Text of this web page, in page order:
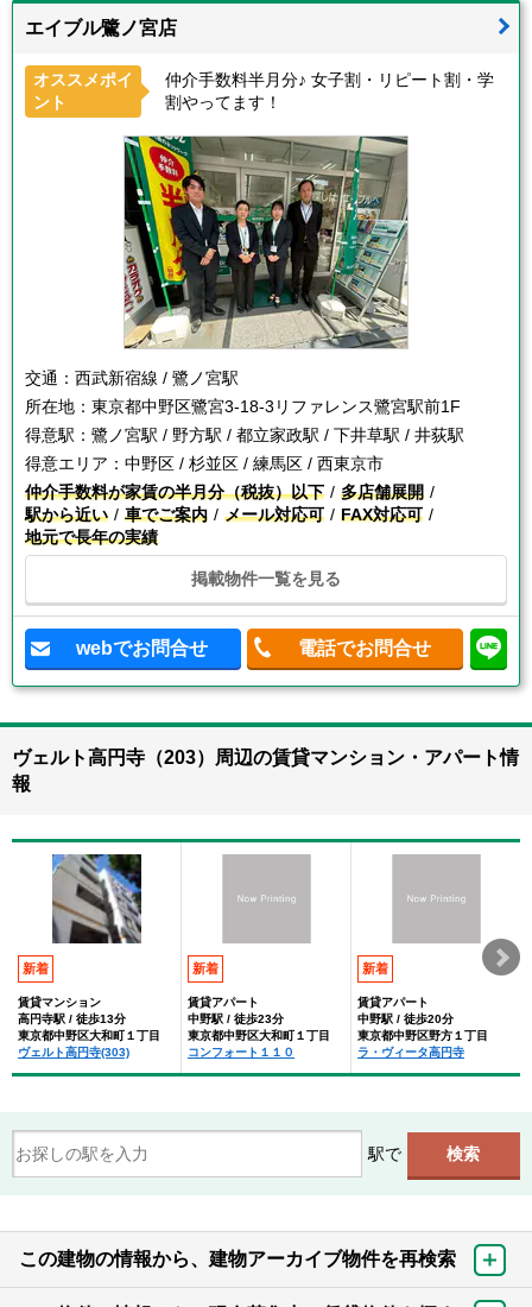
エイブル鷺ノ宮店
オススメポイ
ント
仲介手数料半月分♪ 女子割・リピート割・学
割やってます！
交通： 西武新宿線 / 鷺ノ宮駅
所在地： 東京都中野区鷺宮3-18-3リファレンス鷺宮駅前1F
得意駅： 鷺ノ宮駅 / 野方駅 / 都立家政駅 / 下井草駅 / 井荻駅
得意エリア： 中野区 / 杉並区 / 練馬区 / 西東京市
仲介手数料が家賃の半月分（税抜）以下
多店舗展開
駅から近い
車でご案内 メール対応可
FAX対応可
地元で長年の実績
掲載物件一覧を見る
webでお問合せ 電話でお問合せ
ヴェルト高円寺（203）周辺の賃貸マンション・アパート情
報
新着
賃貸マンション
高円寺駅 / 徒歩13分
東京都中野区大和町１丁目
ヴェルト高円寺(303)
新着
賃貸アパート
中野駅 / 徒歩23分
東京都中野区大和町１丁目
コンフォート１１０
新着
賃貸アパート
中野駅 / 徒歩20分
東京都中野区野方１丁目
ラ・ヴィータ高円寺
駅で
この建物の情報から、建物アーカイブ物件を再検索